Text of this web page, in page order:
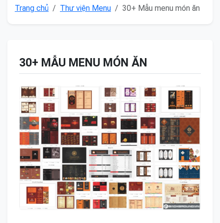
Trang chủ Thư viện Menu 30+ Mẫu menu món ăn
30+ MẪU MENU MÓN ĂN